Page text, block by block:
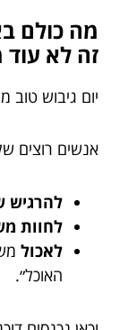
מה כולם
זה לא
יום גיבוש טוב
אנשים רוצים
להרגיש
לחוות
לאכול
האוכל״.